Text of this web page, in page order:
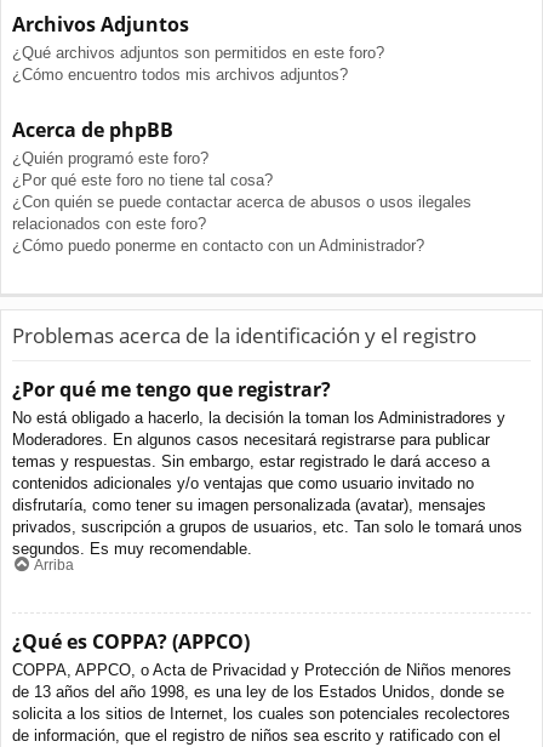
Archivos Adjuntos
¿Qué archivos adjuntos son permitidos en este foro?
¿Cómo encuentro todos mis archivos adjuntos?
Acerca de phpBB
¿Quién programó este foro?
¿Por qué este foro no tiene tal cosa?
¿Con quién se puede contactar acerca de abusos o usos ilegales
relacionados con este foro?
¿Cómo puedo ponerme en contacto con un Administrador?
Problemas acerca de la identificación y el registro
¿Por qué me tengo que registrar?
No está obligado a hacerlo, la decisión la toman los Administradores y
Moderadores. En algunos casos necesitará registrarse para publicar
temas y respuestas. Sin embargo, estar registrado le dará acceso a
contenidos adicionales y/o ventajas que como usuario invitado no
disfrutaría, como tener su imagen personalizada (avatar), mensajes
privados, suscripción a grupos de usuarios, etc. Tan solo le tomará unos
segundos. Es muy recomendable.
Arriba
¿Qué es COPPA? (APPCO)
COPPA, APPCO, o Acta de Privacidad y Protección de Niños menores
de 13 años del año 1998, es una ley de los Estados Unidos, donde se
solicita a los sitios de Internet, los cuales son potenciales recolectores
de información, que el registro de niños sea escrito y ratificado con el